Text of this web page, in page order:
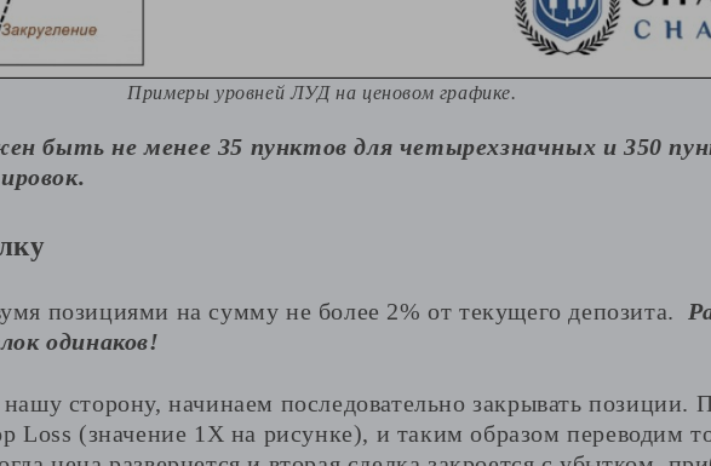
Примеры уровней ЛУД на ценовом графике.
быть не менее 35 пунктов для четырехзначных и 350
позициями на сумму не более 2% от текущего депозита.
одинаков!
сторону, начинаем последовательно закрывать позиции.
Loss (значение 1Х на рисунке), и таким образом переводим